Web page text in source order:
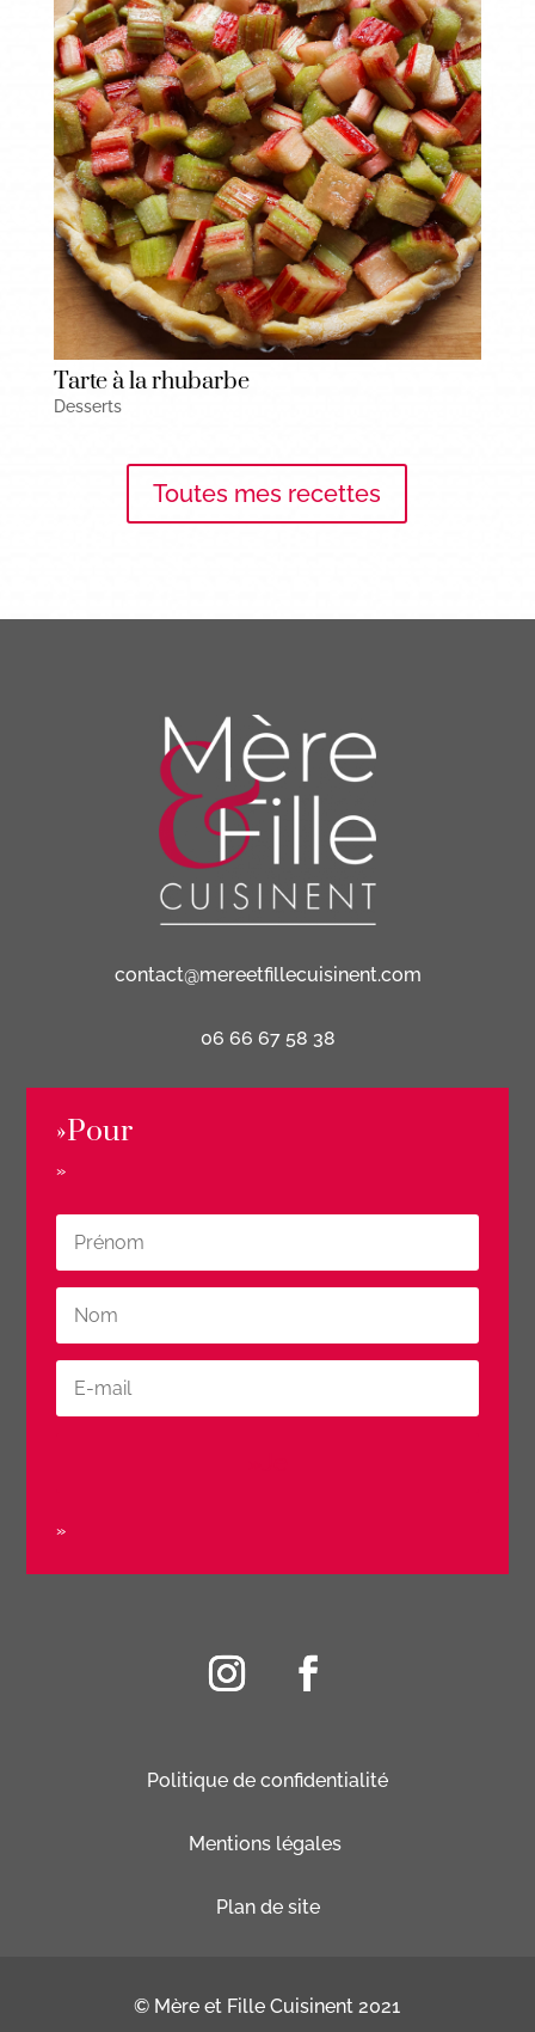
Tarte à la rhubarbe
Desserts
Toutes mes recettes
contact@mereetfillecuisinent.com
06 66 67 58 38
»Pour
»
»
Politique de confidentialité
Mentions légales
Plan de site
© Mère et Fille Cuisinent 2021